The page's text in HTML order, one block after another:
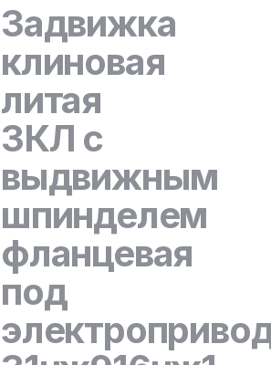
Задвижка
клиновая
литая
ЗКЛ с
выдвижным
шпинделем
фланцевая
под